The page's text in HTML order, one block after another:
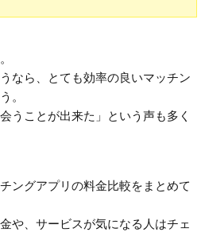
なら、とても効率の良いマッチン
。
うことが出来た」という声も多く
ングアプリの料金比較をまとめて
や、サービスが気になる人はチェ